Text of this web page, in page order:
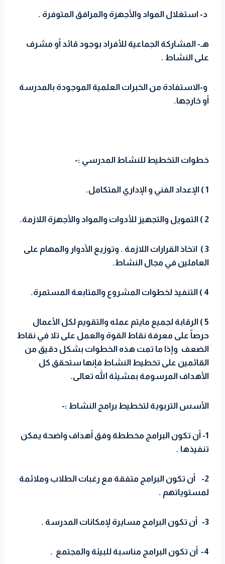
د- استغلال المواد والأجهزة والمرافق المتوفرة .
هـ- المشاركة الجماعية للأفراد بوجود قائد أو مشرف
على النشاط .
و-الاستفادة من الخبرات العلمية الموجودة بالمدرسة
أو خارجها.
خطوات التخطيط للنشاط المدرسي :-
1 ) الإعداد الفني و الإداري المتكامل.
2 ) التمويل والتجهيز للأدوات والمواد والأجهزة اللازمة.
3 ) اتخاذ القرارات اللازمة . وتوزيع الأدوار والمهام على
العاملين في مجال النشاط.
4 ) التنفيذ لخطوات المشروع والمتابعة المستمرة.
5 ) الرقابة لجميع مايتم عمله والتقويم لكل الأعمال
حرصاً على معرفة نقاط القوة والعمل على تلا في نقاط
الضعف وإذا ما تمت هذه الخطوات بشكل دقيق من
القائمين على تخطيط النشاط فإنها ستحقق كل
الأهداف المرسومة بمشيئة الله تعالى.
الأسس التربوية لتخطيط برامج النشاط :-
1- أن تكون البرامج مخططة وفق أهداف واضحة يمكن
تنفيذها .
2- أن تكون البرامج متفقة مع رغبات الطلاب وملائمة
لمستوياتهم .
3- أن تكون البرامج مسايرة لإمكانات المدرسة .
4- أن تكون البرامج مناسبة للبيئة والمجتمع .